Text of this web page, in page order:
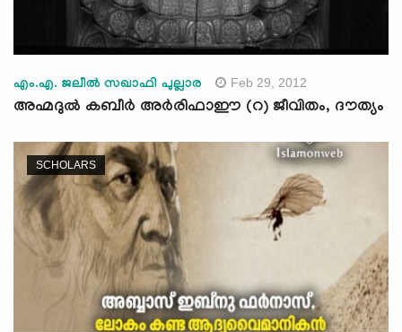
എം.എ. ജലീല്‍ സഖാഫി പുല്ലാര Feb 29, 2012
അഹ്മദുല്‍ കബീര്‍ അര്‍രിഫാഈ (റ) ജീവിതം, ദൗത്യം
SCHOLARS